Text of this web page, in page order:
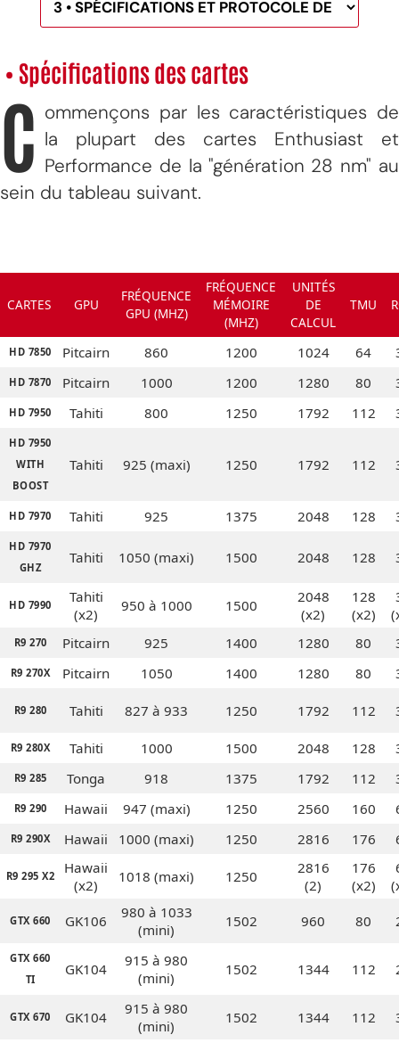
• Spécifications des cartes
C ommençons par les caractéristiques de
la plupart des cartes Enthusiast et
Performance de la "génération 28 nm" au
sein du tableau suivant.
CARTES GPU
FRÉQUENCE
GPU (MHZ)
FRÉQUENCE
MÉMOIRE
(MHZ)
UNITÉS
DE
CALCUL
TMU
HD 7850 Pitcairn 860 1200 1024 64
HD 7870 Pitcairn 1000 1200 1280 80
HD 7950 Tahiti 800 1250 1792 112
HD 7950
WITH
BOOST
Tahiti 925 (maxi) 1250 1792 112
HD 7970 Tahiti 925 1375 2048 128
HD 7970
GHZ
Tahiti 1050 (maxi) 1500 2048 128
HD 7990
Tahiti
(x2)
950 à 1000 1500
2048
(x2)
128
(x2)
R9 270 Pitcairn 925 1400 1280 80
R9 270X Pitcairn 1050 1400 1280 80
R9 280 Tahiti 827 à 933 1250 1792 112
R9 280X Tahiti 1000 1500 2048 128
R9 285 Tonga 918 1375 1792 112
R9 290 Hawaii 947 (maxi) 1250 2560 160
R9 290X Hawaii 1000 (maxi) 1250 2816 176
R9 295 X2
Hawaii
(x2)
1018 (maxi) 1250
2816
(2)
176
(x2)
GTX 660 GK106
980 à 1033
(mini)
1502 960 80
GTX 660
TI
GK104
915 à 980
(mini)
1502 1344 112
GTX 670 GK104
915 à 980
(mini)
1502 1344 112